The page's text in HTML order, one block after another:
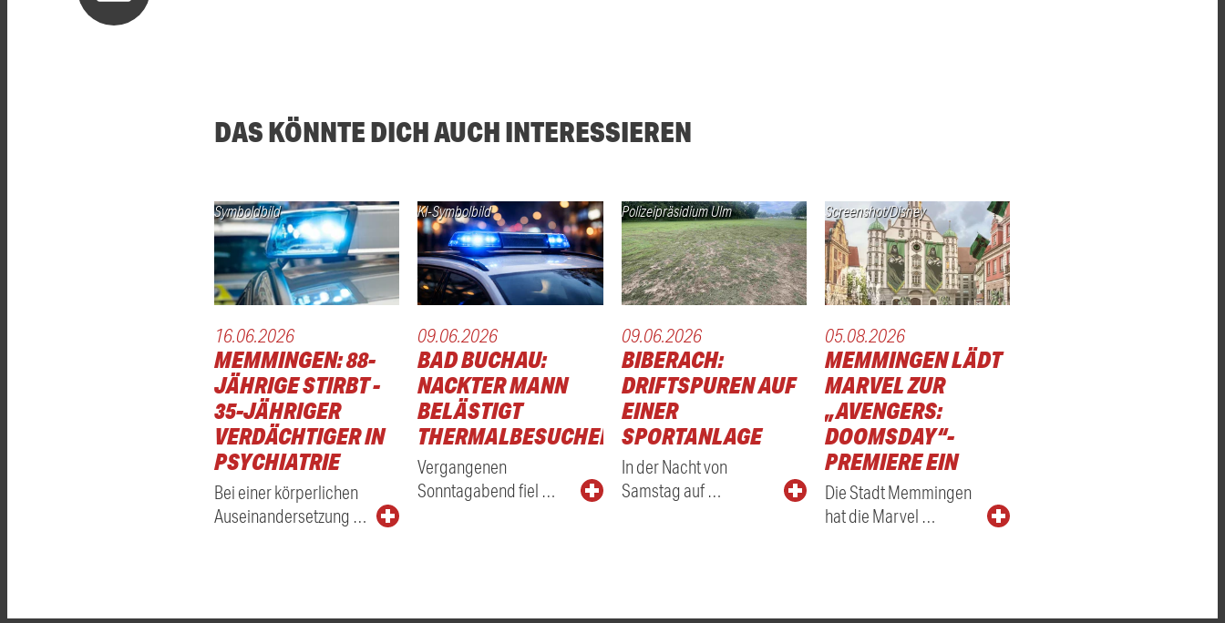
DAS KÖNNTE DICH AUCH INTERESSIEREN
Symboldbild
16.06.2026
MEMMINGEN: 88-
JÄHRIGE STIRBT -
35-JÄHRIGER
VERDÄCHTIGER IN
PSYCHIATRIE
Bei einer körperlichen
Auseinandersetzung …
KI-Symbolbild
09.06.2026
BAD BUCHAU:
NACKTER MANN
BELÄSTIGT
THERMALBESUCHER
Vergangenen
Sonntagabend fiel …
Polizeipräsidium Ulm
09.06.2026
BIBERACH:
DRIFTSPUREN AUF
EINER
SPORTANLAGE
In der Nacht von
Samstag auf …
Screenshot/Disney
05.08.2026
MEMMINGEN LÄDT
MARVEL ZUR
„AVENGERS:
DOOMSDAY“-
PREMIERE EIN
Die Stadt Memmingen
hat die Marvel …